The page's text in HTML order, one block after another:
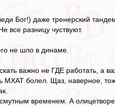
Бог!) даже тренерский
все разницу чуствуют.
не шло в динаме.
важно не ГДЕ работать, а
МХАТ болел. Щаз, наверное,
временем. А